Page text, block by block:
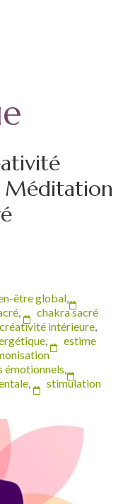
Méditation
être global,
,
chakra sacré
créativité intérieure,
,
estime
émotionnels,
,
stimulation